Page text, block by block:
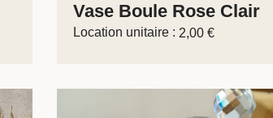
Vase Boule Rose Clair
Location unitaire : 2,00 €